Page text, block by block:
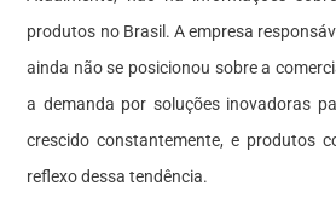
produtos no Brasil. A empresa
ainda não se posicionou sobre a
a demanda por soluções inovadoras
crescido constantemente, e produtos
reflexo dessa tendência.